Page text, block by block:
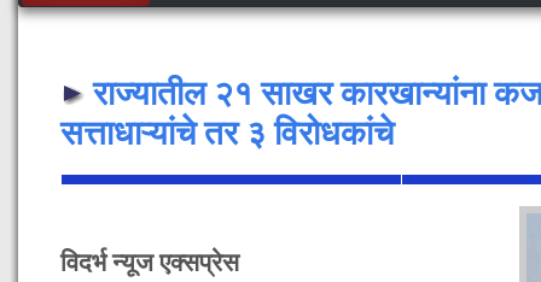
राज्यातील २१ साखर कारखान्यांना
सत्ताधाऱ्यांचे तर ३ विरोधकांचे
विदर्भ न्यूज एक्सप्रेस